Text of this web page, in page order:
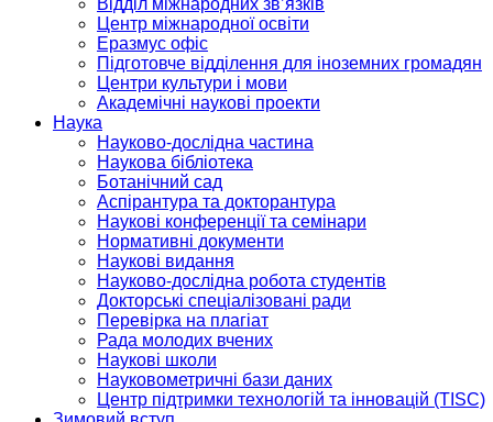
Відділ міжнародних зв’язків
Центр міжнародної освіти
Еразмус офіс
Підготовче відділення для іноземних громадян
Центри культури і мови
Академічні наукові проекти
Наука
Науково-дослідна частина
Наукова бібліотека
Ботанічний сад
Аспірантура та докторантура
Наукові конференції та семінари
Нормативні документи
Наукові видання
Науково-дослідна робота студентів
Докторські спеціалізовані ради
Перевірка на плагіат
Рада молодих вчених
Наукові школи
Науковометричні бази даних
Центр підтримки технологій та інновацій (TISC)